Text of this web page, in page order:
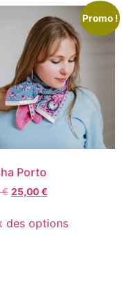
Promo !
Porto
€ 25,00€
des options